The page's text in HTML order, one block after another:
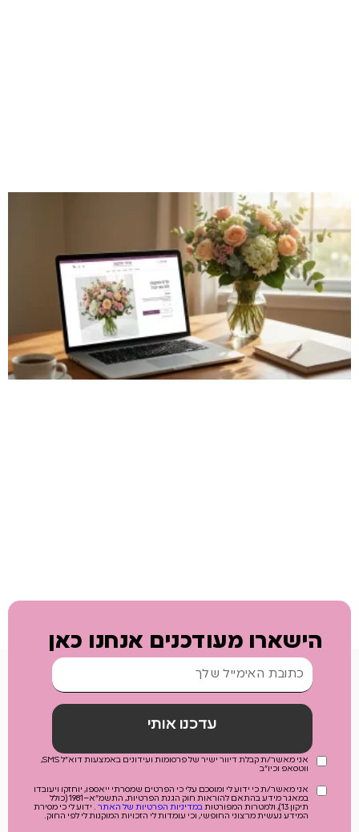
הישארו מעודכנים אנחנו כאן
עדכנו אותי
אני מאשר/ת קבלת דיוור ישיר של פרסומות ועידונים באמצעות דוא"ל SMS,
ווטסאפ וכיו"ב
אני מאשר/ת כי ידוע לי ומוסכם עלי כי הפרטים שמסרתי ייאספו, יוחזקו ויעובדו
במאגר מידע בהתאם להוראות חוק הגנת הפרטיות, התשמ"א–1981 (כולל
תיקון 13), ולמטרות המפורטות
במדיניות הפרטיות של האתר . ידוע לי כי מסירת
המידע נעשית מרצוני החופשי, וכי עומדות לי הזכויות המוקנות לי לפי החוק.